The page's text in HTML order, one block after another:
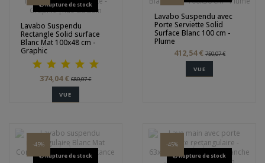
Rupture de stock
Lavabo Suspendu
Rectangle Solid surface
Blanc Mat 100x48 cm -
Graphic
374,04 €680,07 €
VUE
Lavabo Suspendu avec
Porte Serviette Solid
Surface Blanc 100 cm -
Plume
412,54 €750,07 €
VUE
-45%
Rupture de stock
-45%
Rupture de stock